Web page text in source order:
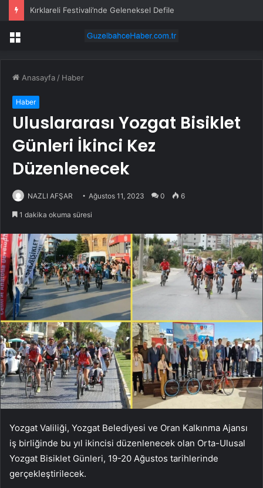
Kırklareli Festivali’nde Geleneksel Defile
Menü
Anasayfa / Haber
Haber
Uluslararası Yozgat Bisiklet
Günleri İkinci Kez
Düzenlenecek
NAZLI AFŞAR Ağustos 11, 2023 0 6
1 dakika okuma süresi
Yozgat Valiliği, Yozgat Belediyesi ve Oran Kalkınma Ajansı
iş birliğinde bu yıl ikincisi düzenlenecek olan Orta-Ulusal
Yozgat Bisiklet Günleri, 19-20 Ağustos tarihlerinde
gerçekleştirilecek.